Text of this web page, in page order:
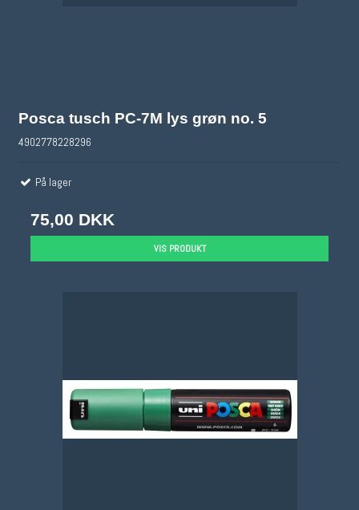
Posca tusch PC-7M lys grøn no. 5
4902778228296
På lager
75,00 DKK
VIS PRODUKT